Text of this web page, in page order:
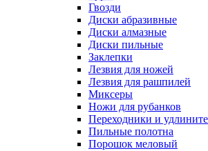
Гвозди
Диски абразивные
Диски алмазные
Диски пильные
Заклепки
Лезвия для ножей
Лезвия для рашпилей
Миксеры
Ножи для рубанков
Переходники и
Пильные полотна
Порошок меловый